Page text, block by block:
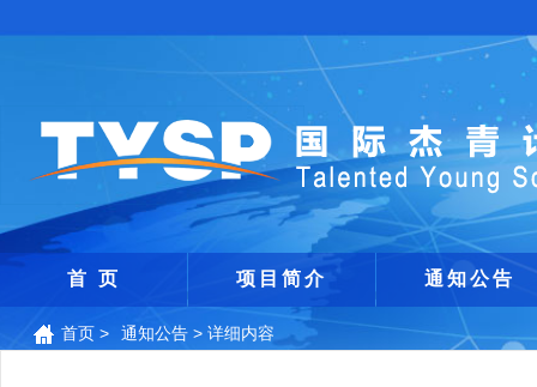
首 页 项目简介 通知公告
首页 > 通知公告 > 详细内容